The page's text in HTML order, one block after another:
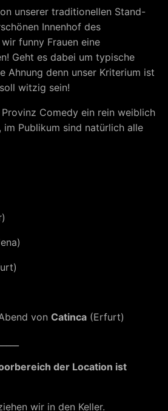
unserer traditionellen Stand-
Innenhof des
funny Frauen eine
Geht es dabei um typische
Ahnung denn unser Kriterium ist
witzig sein!
Comedy ein rein weiblich
im Publikum sind natürlich alle
von Catinca (Erfurt)
der Location ist
wir in den Keller.